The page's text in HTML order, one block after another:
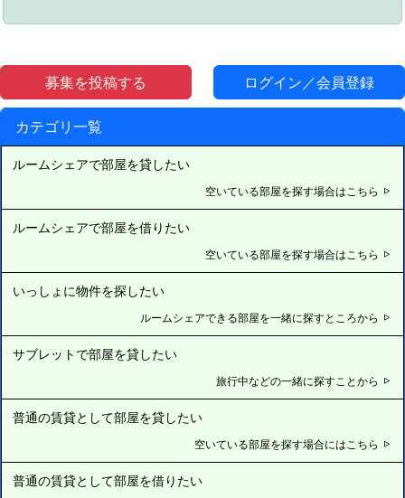
募集を投稿する ログイン／会員登録
カテゴリ一覧
ルームシェアで部屋を貸したい
空いている部屋を探す場合はこちら
ルームシェアで部屋を借りたい
空いている部屋を探す場合はこちら
いっしょに物件を探したい
ルームシェアできる部屋を一緒に探すところから
サブレットで部屋を貸したい
旅行中などの一緒に探すことから
普通の賃貸として部屋を貸したい
空いている部屋を探す場合にはこちら
普通の賃貸として部屋を借りたい